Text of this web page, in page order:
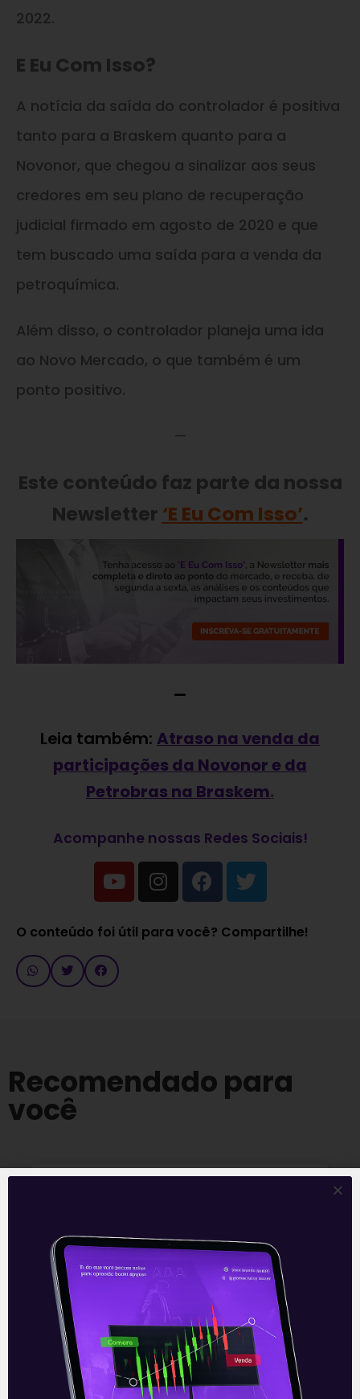
2022.
E Eu Com Isso?
A notícia da saída do controlador é positiva
tanto para a Braskem quanto para a
Novonor, que chegou a sinalizar aos seus
credores em seu plano de recuperação
judicial firmado em agosto de 2020 e que
tem buscado uma saída para a venda da
petroquímica.
Além disso, o controlador planeja uma ida
ao Novo Mercado, o que também é um
ponto positivo.
—
Este conteúdo faz parte da nossa
Newsletter ‘E Eu Com Isso’.
—
Leia também: Atraso na venda da
participações da Novonor e da
Petrobras na Braskem.
Acompanhe nossas Redes Sociais!
O conteúdo foi útil para você? Compartilhe!
Recomendado para
você
rentabilidade recorde no
2T26
READ MORE »
03/08/2026 Nenhum comentário